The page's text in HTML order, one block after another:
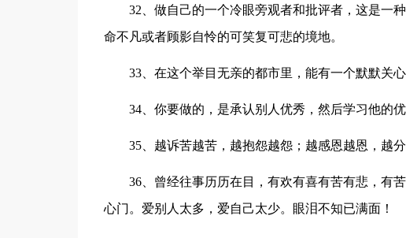
32、做自己的一个冷眼旁观者和批评者，这是一
命不凡或者顾影自怜的可笑复可悲的境地。
33、在这个举目无亲的都市里，能有一个默默关
34、你要做的，是承认别人优秀，然后学习他的
35、越诉苦越苦，越抱怨越怨；越感恩越恩，越分
36、曾经往事历历在目，有欢有喜有苦有悲，有
心门。爱别人太多，爱自己太少。眼泪不知已满面！